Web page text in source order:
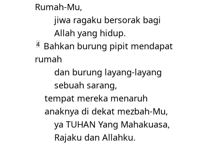
Rumah-Mu,
jiwa ragaku bersorak bagi
Allah yang hidup.
4 Bahkan burung pipit mendapat
rumah
dan burung layang-layang
sebuah sarang,
tempat mereka menaruh
anaknya di dekat mezbah-Mu,
ya TUHAN Yang Mahakuasa,
Rajaku dan Allahku.